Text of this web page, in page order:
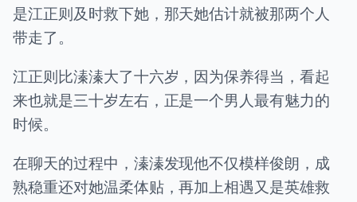
是江正则及时救下她，那天她估计就被那两个人
带走了。
江正则比溱溱大了十六岁，因为保养得当，看起
来也就是三十岁左右，正是一个男人最有魅力的
时候。
在聊天的过程中，溱溱发现他不仅模样俊朗，成
熟稳重还对她温柔体贴，再加上相遇又是英雄救